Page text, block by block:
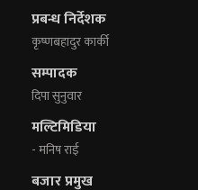
प्रबन्ध निर्देशक
कृष्णबहादुर कार्की
सम्पादक
दिपा सुनुवार
मल्टिमिडिया
- मनिष राई
बजार प्रमुख